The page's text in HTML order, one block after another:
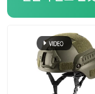
우리 에 관한 것